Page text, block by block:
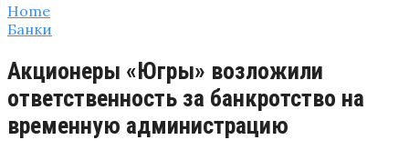
Home
Банки
Акционеры «Югры» возложили
ответственность за банкротство на
временную администрацию